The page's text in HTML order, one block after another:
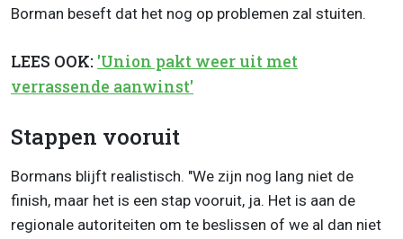
Borman beseft dat het nog op problemen zal stuiten.
LEES OOK: 'Union pakt weer uit met
verrassende aanwinst'
Stappen vooruit
Bormans blijft realistisch. "We zijn nog lang niet de
finish, maar het is een stap vooruit, ja. Het is aan de
regionale autoriteiten om te beslissen of we al dan niet